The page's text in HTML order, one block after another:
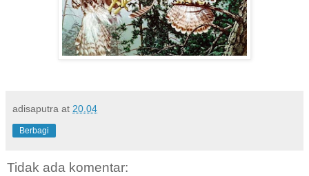
adisaputra at 20.04
Berbagi
Tidak ada komentar: